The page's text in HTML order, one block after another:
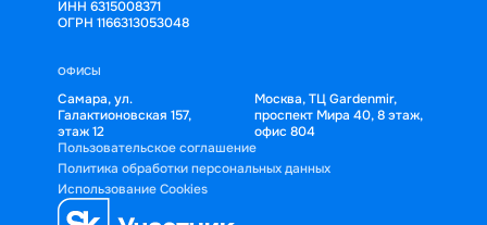
ИНН 6315008371
ОГРН 1166313053048
ОФИСЫ
Самара, ул.
Галактионовская 157,
этаж 12
Москва, ТЦ Gardenmir,
проспект Мира 40, 8 этаж,
офис 804
Пользовательское соглашение
Политика обработки персональных данных
Использование Cookies